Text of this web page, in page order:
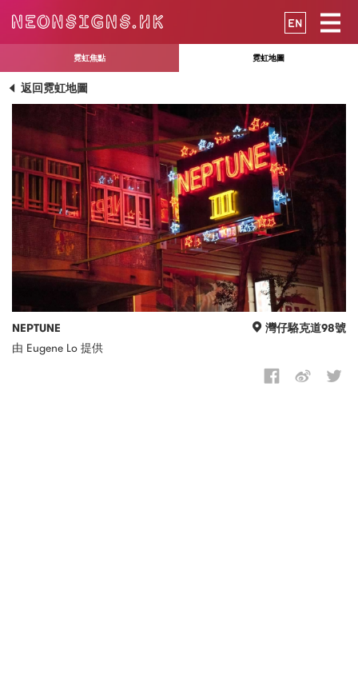
EN
霓虹焦點 霓虹地圖
返回霓虹地圖
NEPTUNE
灣仔駱克道98號
由 Eugene Lo 提供